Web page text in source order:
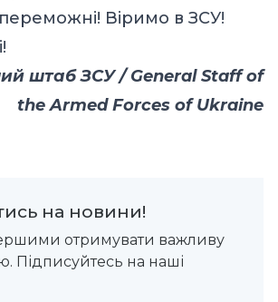
Віримо в ЗСУ!
штаб ЗСУ / General Staff of
the Armed Forces of Ukraine
на новини!
отримувати важливу
Підписуйтесь на наші